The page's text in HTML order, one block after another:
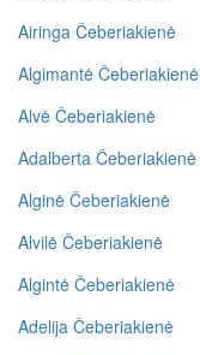
Airinga Čeberiakienė
Algimantė Čeberiakienė
Alvė Čeberiakienė
Adalberta Čeberiakienė
Alginė Čeberiakienė
Alvilė Čeberiakienė
Algintė Čeberiakienė
Adelija Čeberiakienė